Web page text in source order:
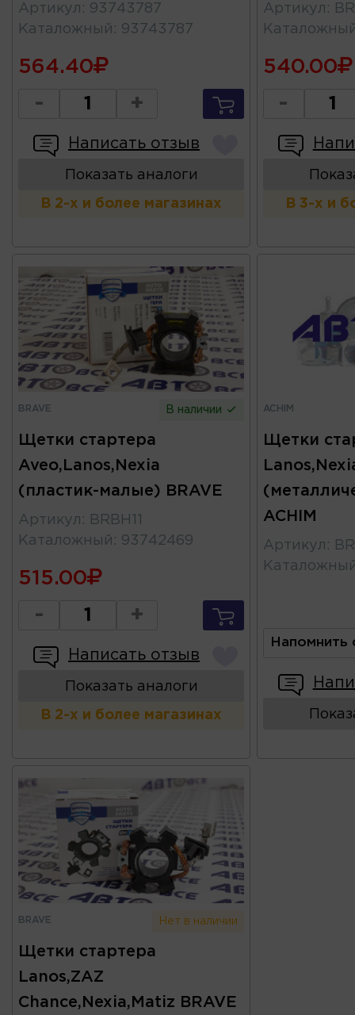
Артикул : 93743787
Каталожный : 93743787
564.40
- +
Написать отзыв
Показать аналоги
В 2-х и более магазинах
ACHIM
Щетки
ACHIM
Артикул :
Напомнить
Артикул :
540.00
-
В 3-х и
BRAVE В наличии
Щетки стартера
Aveo,Lanos,Nexia
(пластик-малые) BRAVE
Артикул :
BRBH11
Каталожный : 93742469
515.00
- +
Написать отзыв
Показать аналоги
В 2-х и более магазинах
BRAVE Нет в наличии
Щетки стартера
Lanos,ZAZ
Chance,Nexia,Matiz BRAVE